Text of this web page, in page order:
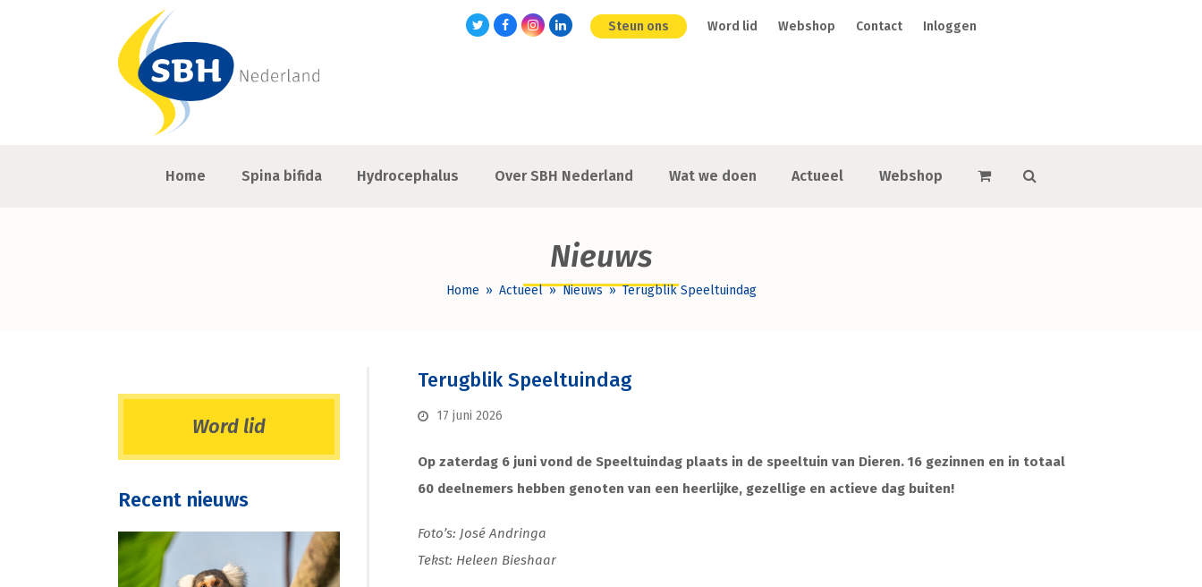
TwitterFacebookInstagram
LinkedIn Steun ons Word lid Webshop Contact Inloggen
Home Spina bifida Hydrocephalus Over SBH Nederland Wat we doen Actueel Webshop
Nieuws
Home » Actueel»Nieuws»Terugblik Speeltuindag
Terugblik Speeltuindag
17 juni 2026
Op zaterdag 6 juni vond de Speeltuindag plaats in de speeltuin van Dieren. 16 gezinnen en in totaal
60 deelnemers hebben genoten van een heerlijke, gezellige en actieve dag buiten!
Foto’s: José Andringa
Tekst: Heleen Bieshaar
Word lid
Recent nieuws